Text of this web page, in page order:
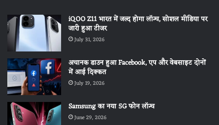
iQOO Z11 भारत में जल्द होगा लॉन्च, सोशल मीडिया पर
जारी हुआ टीजर
July 31, 2026
अचानक डाउन हुआ Facebook, एप और वेबसाइट दोनों
में आई दिक्कत
July 19, 2026
Samsung का नया 5G फोन लॉन्च
June 29, 2026